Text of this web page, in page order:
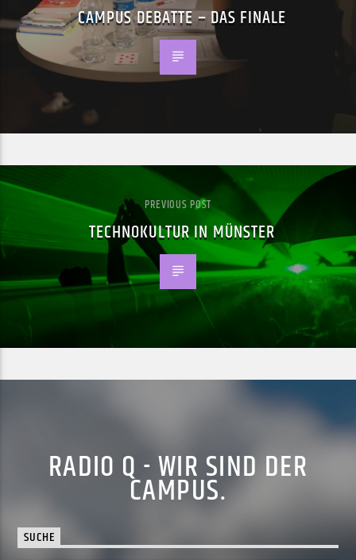
CAMPUS DEBATTE – DAS FINALE
PREVIOUS POST
TECHNOKULTUR IN MÜNSTER
RADIO Q - WIR SIND DER
CAMPUS.
SUCHE